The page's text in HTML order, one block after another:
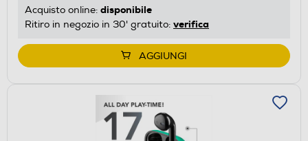
Acquisto online: disponibile
Ritiro in negozio in 30' gratuito: verifica
AGGIUNGI